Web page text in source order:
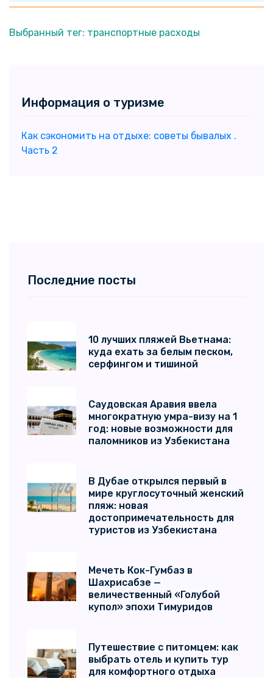
Выбранный тег: транспортные расходы
Информация о туризме
Как сэкономить на отдыхе: советы бывалых .
Часть 2
Последние посты
10 лучших пляжей Вьетнама:
куда ехать за белым песком,
серфингом и тишиной
Саудовская Аравия ввела
многократную умра-визу на 1
год: новые возможности для
паломников из Узбекистана
В Дубае открылся первый в
мире круглосуточный женский
пляж: новая
достопримечательность для
туристов из Узбекистана
Мечеть Кок-Гумбаз в
Шахрисабзе —
величественный «Голубой
купол» эпохи Тимуридов
Путешествие с питомцем: как
выбрать отель и купить тур
для комфортного отдыха